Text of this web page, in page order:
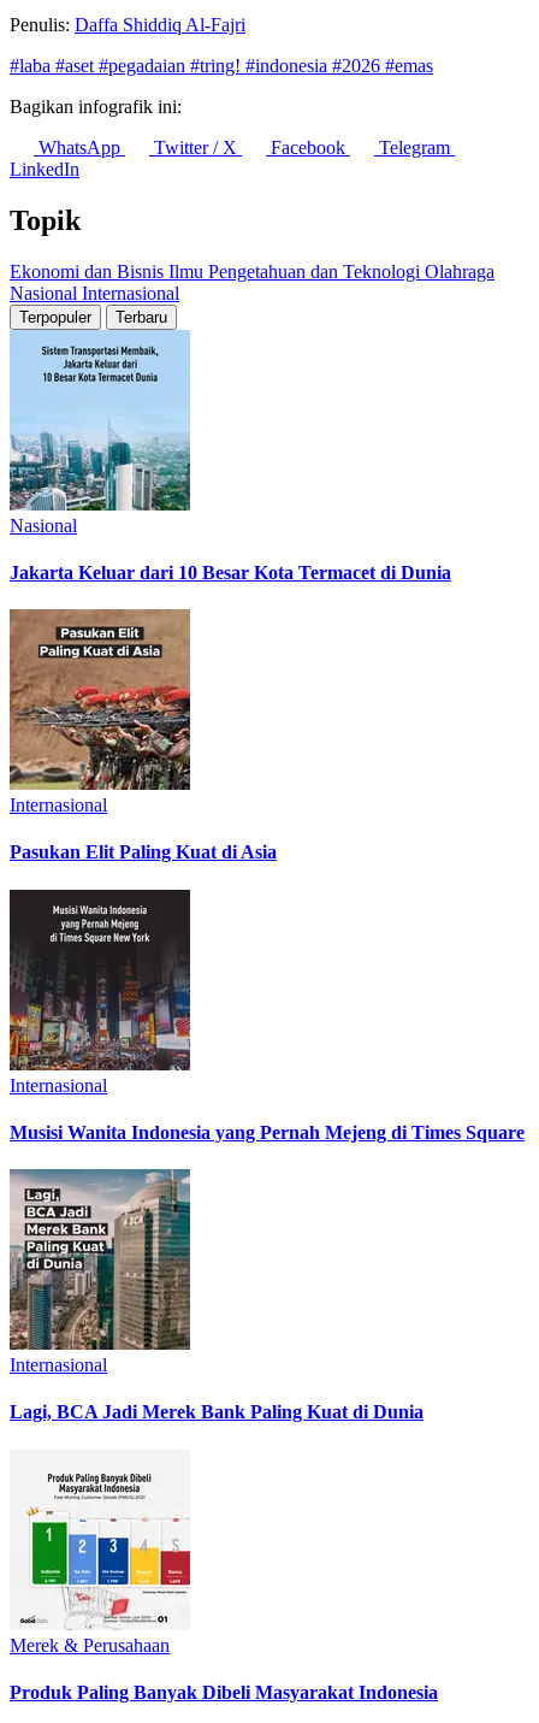
Penulis: Daffa Shiddiq Al-Fajri
#laba #aset #pegadaian #tring! #indonesia #2026 #emas
Bagikan infografik ini:
WhatsApp
Twitter / X Facebook
Telegram
LinkedIn
Topik
Ekonomi dan Bisnis Ilmu Pengetahuan dan Teknologi Olahraga
Nasional Internasional
Terpopuler Terbaru
Nasional
Jakarta Keluar dari 10 Besar Kota Termacet di Dunia
Internasional
Pasukan Elit Paling Kuat di Asia
Internasional
Musisi Wanita Indonesia yang Pernah Mejeng di Times Square
Internasional
Lagi, BCA Jadi Merek Bank Paling Kuat di Dunia
Merek & Perusahaan
Produk Paling Banyak Dibeli Masyarakat Indonesia